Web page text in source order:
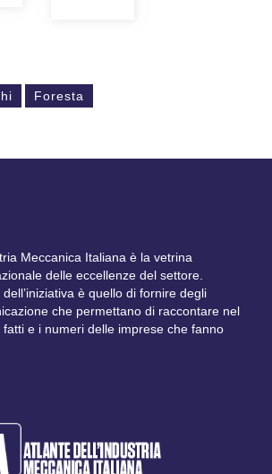
Foresta
Meccanica Italiana è la vetrina
delle eccellenze del settore.
dell’iniziativa è quello di fornire degli
che permettano di raccontare nel
e i numeri delle imprese che fanno